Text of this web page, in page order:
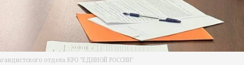
отдела КРО "ЕДИНОЙ РОССИИ"